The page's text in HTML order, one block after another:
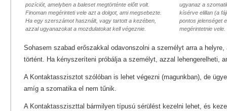
pozíciót, amelyben a baleset megtörténte előtt volt.
Finoman megérinteti vele azt a dolgot, ami megsebezte.
Ha egy szerszámot használt, vagy tartott a kezében,
azzal ugyanazokat a mozdulatokat kell végeznie.
ugyanaz a
kísérve elillan (a
pontos jelenséget
megérintetnie vele.
Sohasem szabad erőszakkal odavonszolni a személyt arra a
történt. Ha kényszeríteni próbálja a személyt, azzal lehengerelheti,
A Kontaktasszisztot szólóban is lehet végezni (magunkban), de
amíg a szomatika el nem tűnik.
A Kontaktassziszttal bármilyen típusú sérülést kezelni lehet, és